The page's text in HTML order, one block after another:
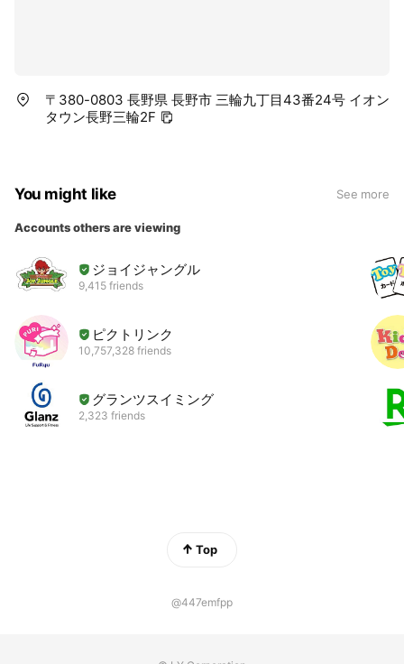
〒380-0803 長野県 長野市 三輪九丁目43番24号 イオン
タウン長野三輪2F
You might like See more
Accounts others are viewing
ジョイジャングル
9,415 friends
ピクトリンク
10,757,328 friends
グランツスイミング
2,323 friends
Top
@447emfpp